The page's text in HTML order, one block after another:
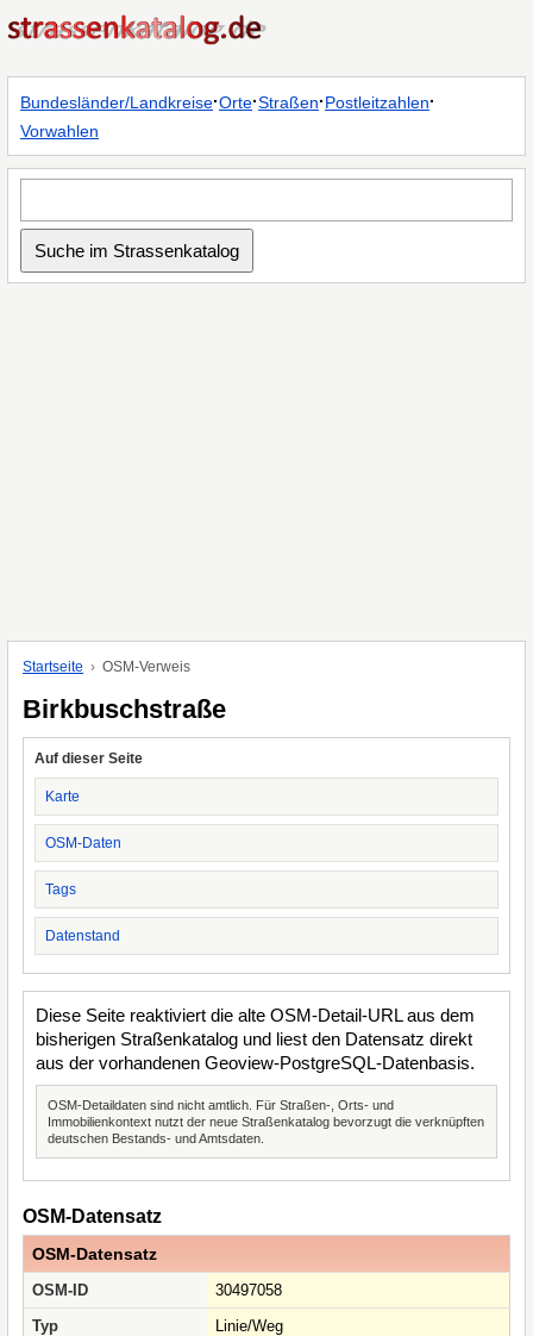
Bundesländer/Landkreise·Orte·Straßen·Postleitzahlen·
Vorwahlen
Startseite OSM-Verweis
Birkbuschstraße
Auf dieser Seite
Karte
OSM-Daten
Tags
Datenstand
Diese Seite reaktiviert die alte OSM-Detail-URL aus dem
bisherigen Straßenkatalog und liest den Datensatz direkt
aus der vorhandenen Geoview-PostgreSQL-Datenbasis.
OSM-Detaildaten sind nicht amtlich. Für Straßen-, Orts- und
Immobilienkontext nutzt der neue Straßenkatalog bevorzugt die verknüpften
deutschen Bestands- und Amtsdaten.
OSM-Datensatz
OSM-Datensatz
OSM-ID
30497058
Typ
Linie/Weg